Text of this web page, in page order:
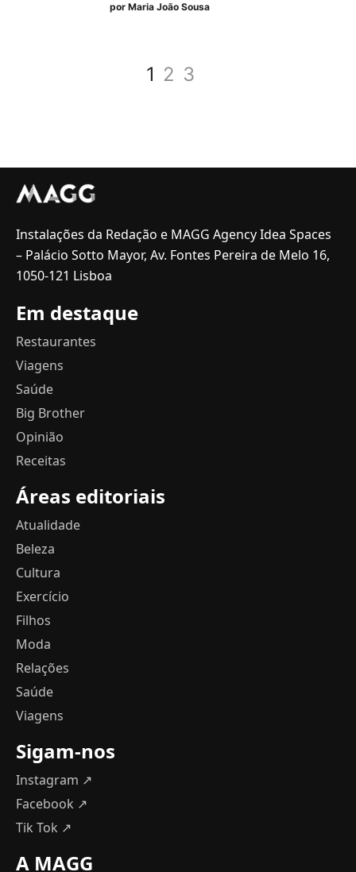
por Maria João Sousa
1 2 3
Instalações da Redação e MAGG Agency Idea Spaces
– Palácio Sotto Mayor, Av. Fontes Pereira de Melo 16,
1050-121 Lisboa
Em destaque
Restaurantes
Viagens
Saúde
Big Brother
Opinião
Receitas
Áreas editoriais
Atualidade
Beleza
Cultura
Exercício
Filhos
Moda
Relações
Saúde
Viagens
Sigam-nos
Instagram ↗
Facebook ↗
Tik Tok ↗
A MAGG